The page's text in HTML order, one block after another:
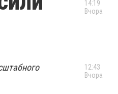
14:19
Вчора
12:43
Вчора